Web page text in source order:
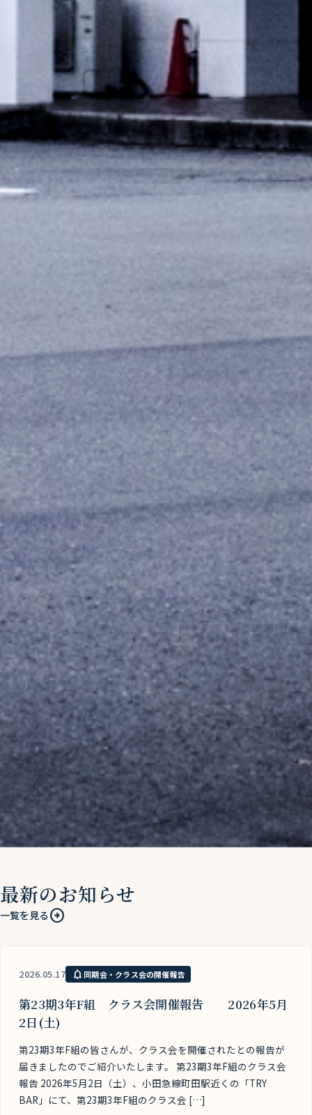
最新のお知らせ
一覧を見る arrow_circle_right
2026.05.17 notifications同期会・クラス会の開催報告
第23期3年F組 クラス会開催報告 2026年5月
2日(土)
第23期3年F組の皆さんが、クラス会を開催されたとの報告が
届きましたのでご紹介いたします。 第23期3年F組のクラス会
報告 2026年5月2日（土）、小田急線町田駅近くの「TRY
BAR」にて、第23期3年F組のクラス会 […]